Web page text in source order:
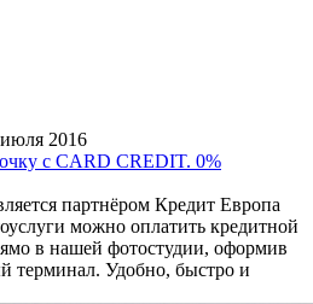
2016
с CARD CREDIT. 0%
партнёром Кредит Европа
можно оплатить кредитной
в нашей фотостудии, оформив
терминал. Удобно, быстро и